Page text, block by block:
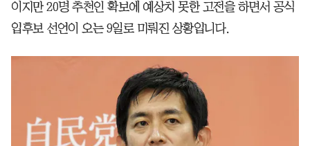
이지만 20명 추천인 확보에 예상치 못한 고전을 하면서 공식
입후보 선언이 오는 9일로 미뤄진 상황입니다.